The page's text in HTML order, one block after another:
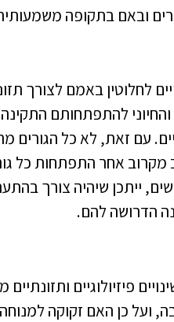
ובאם בתקופה
לחלוטין באמם לצורך
להתפתחותם
עם זאת, לא כל הגורים
אחר התפתחות כל
ייתכן שיהיה צורך
הדרושה להם.
פיזיולוגיים
ועל כן האם זקוקה